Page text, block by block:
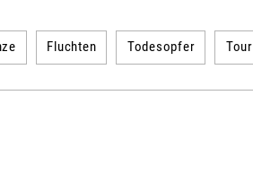
Fluchten Todesopfer Tour